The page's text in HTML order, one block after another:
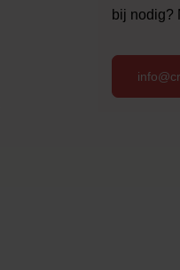
bij nodig?